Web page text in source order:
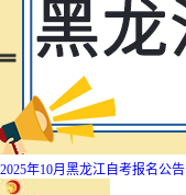
2025年10月黑龙江自考报名公告